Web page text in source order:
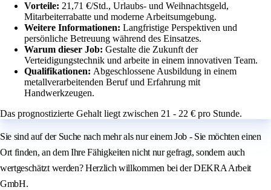
Vorteile: 21,71 €/Std., Urlaubs- und Weihnachtsgeld,
Mitarbeiterrabatte und moderne Arbeitsumgebung.
Weitere Informationen: Langfristige Perspektiven und
persönliche Betreuung während des Einsatzes.
Warum dieser Job: Gestalte die Zukunft der
Verteidigungstechnik und arbeite in einem innovativen Team.
Qualifikationen: Abgeschlossene Ausbildung in einem
metallverarbeitenden Beruf und Erfahrung mit
Handwerkzeugen.
Das prognostizierte Gehalt liegt zwischen 21 - 22 € pro Stunde.
Sie sind auf der Suche nach mehr als nur einem Job - Sie möchten einen
Ort finden, an dem Ihre Fähigkeiten nicht nur gefragt, sondern auch
wertgeschätzt werden? Herzlich willkommen bei der DEKRA Arbeit
GmbH.